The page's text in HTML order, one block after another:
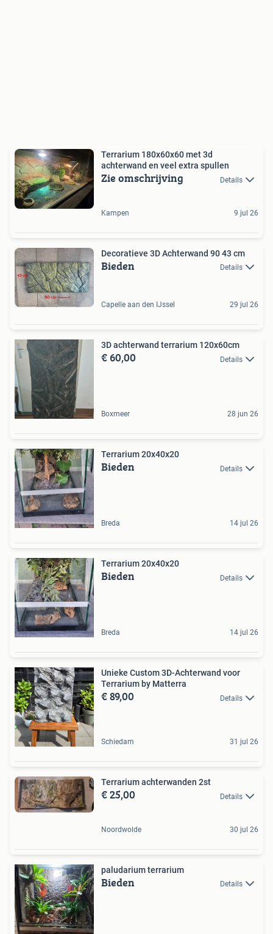
Terrarium 180x60x60 met 3d
achterwand en veel extra spullen
Zie omschrijving Details
Kampen 9 jul 26
Decoratieve 3D Achterwand 90 43 cm
Bieden Details
Capelle aan den IJssel 29 jul 26
3D achterwand terrarium 120x60cm
€ 60,00 Details
Boxmeer 28 jun 26
Terrarium 20x40x20
Bieden Details
Breda 14 jul 26
Terrarium 20x40x20
Bieden Details
Breda 14 jul 26
Unieke Custom 3D-Achterwand voor
Terrarium by Matterra
€ 89,00 Details
Schiedam 31 jul 26
Terrarium achterwanden 2st
€ 25,00 Details
Noordwolde 30 jul 26
paludarium terrarium
Bieden Details